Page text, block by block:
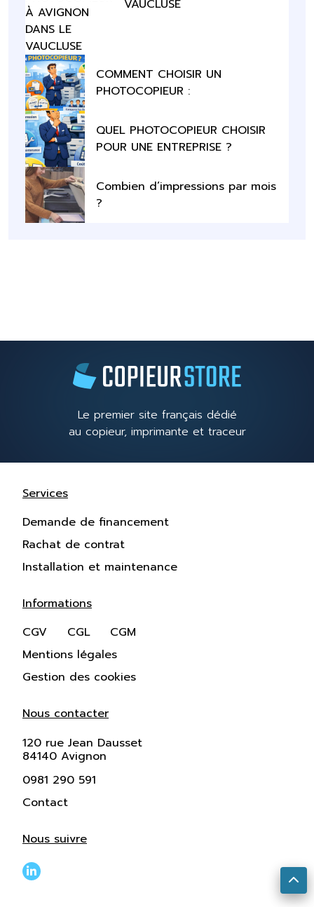
VAUCLUSE
COMMENT CHOISIR UN
PHOTOCOPIEUR :
QUEL PHOTOCOPIEUR CHOISIR
POUR UNE ENTREPRISE ?
Combien d’impressions par mois
?
Le premier site français dédié
au copieur, imprimante et traceur
Services
Demande de financement
Rachat de contrat
Installation et maintenance
Informations
CGV
CGL
CGM
Mentions légales
Gestion des cookies
Nous contacter
120 rue Jean Dausset
84140 Avignon
0981 290 591
Contact
Nous suivre